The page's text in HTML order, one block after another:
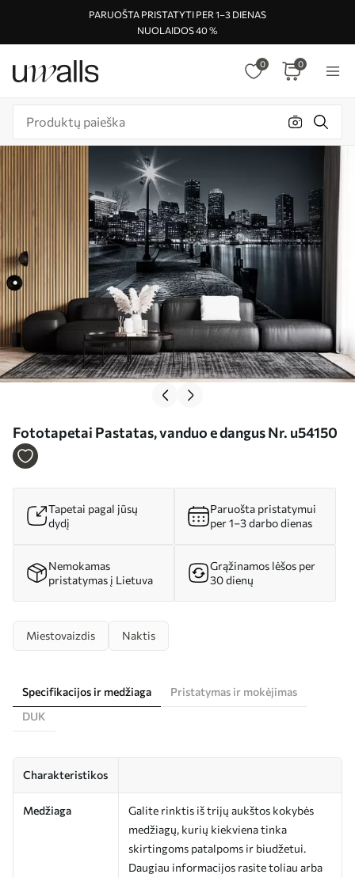
PARUOŠTA PRISTATYTI PER 1–3 DIENAS
NUOLAIDOS 40 %
0 0
Fototapetai Pastatas, vanduo e dangus Nr. u54150
Tapetai pagal jūsų
dydį
Paruošta pristatymui
per 1–3 darbo dienas
Nemokamas
pristatymas į Lietuva
Grąžinamos lėšos per
30 dienų
Miestovaizdis Naktis
Specifikacijos ir medžiaga
Pristatymas ir mokėjimas
DUK
Charakteristikos
Medžiaga
Galite rinktis iš trijų aukštos kokybės
medžiagų, kurių kiekviena tinka
skirtingoms patalpoms ir biudžetui.
Daugiau informacijos rasite toliau arba